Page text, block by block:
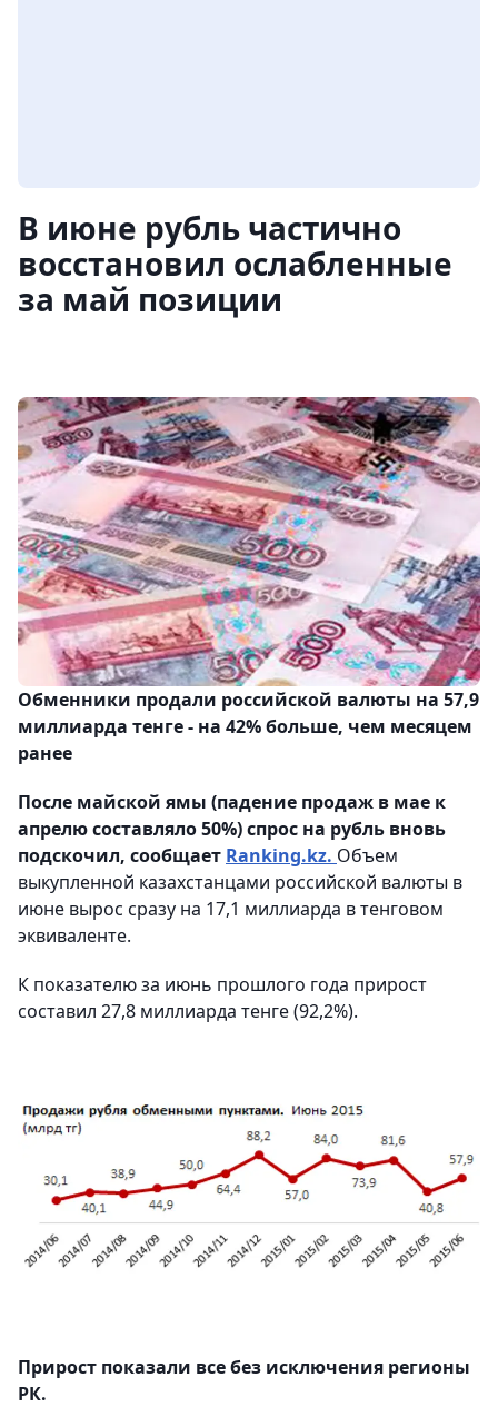
В июне рубль частично
восстановил ослабленные
за май позиции
Обменники продали российской валюты на 57,9
миллиарда тенге - на 42% больше, чем месяцем
ранее
После майской ямы (падение продаж в мае к
апрелю составляло 50%) спрос на рубль вновь
подскочил, сообщает Ranking.kz. Объем
выкупленной казахстанцами российской валюты в
июне вырос сразу на 17,1 миллиарда в тенговом
эквиваленте.
К показателю за июнь прошлого года прирост
составил 27,8 миллиарда тенге (92,2%).
Прирост показали все без исключения регионы
РК.